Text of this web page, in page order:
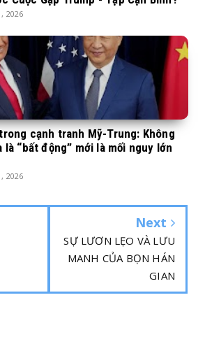
2026
cạnh tranh Mỹ-Trung: Không
là “bất động” mới là mối nguy lớn
2026
Next
SỰ LƯƠN LẸO VÀ LƯU
MANH CỦA BỌN HÁN
GIAN